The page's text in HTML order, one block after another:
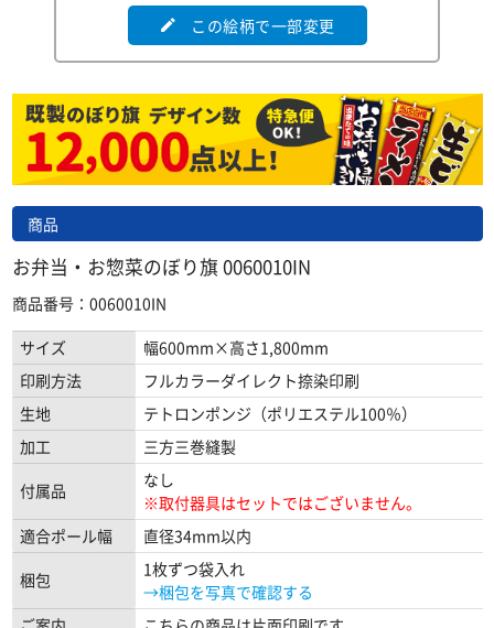
edit この絵柄で一部変更
商品
お弁当・お惣菜のぼり旗 0060010IN
商品番号：0060010IN
サイズ
幅600mm×高さ1,800mm
印刷方法
フルカラーダイレクト捺染印刷
生地
テトロンポンジ（ポリエステル100％）
加工
三方三巻縫製
付属品
なし
※取付器具はセットではございません。
適合ポール幅
直径34mm以内
梱包
1枚ずつ袋入れ
→梱包を写真で確認する